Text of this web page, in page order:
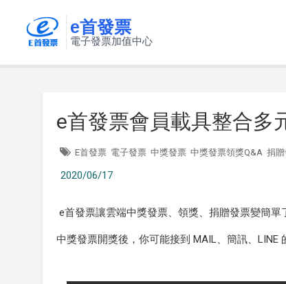
e首發票
電子發票加值中心
e首發票會員載具整合多
E首發票 電子發票 中獎發票 中獎發票領獎Q&A 捐
2020/06/17
e首發票讓雲端中獎發票、領獎、捐贈發票變簡單
中獎發票開獎後，你可能接到 MAIL、簡訊、LINE